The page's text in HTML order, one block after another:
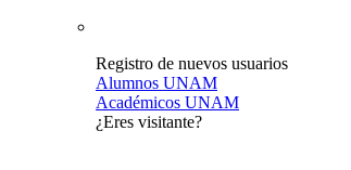
Registro de nuevos usuarios
Alumnos UNAM
Académicos UNAM
¿Eres visitante?